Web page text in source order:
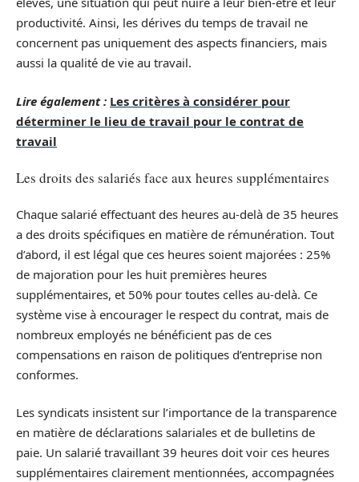
productivité. Ainsi, les dérives du temps de travail ne
concernent pas uniquement des aspects financiers, mais
aussi la qualité de vie au travail.
Lire également : Les critères à considérer pour
déterminer le lieu de travail pour le contrat de
travail
Les droits des salariés face aux heures supplémentaires
Chaque salarié effectuant des heures au-delà de 35 heures
a des droits spécifiques en matière de rémunération. Tout
d’abord, il est légal que ces heures soient majorées : 25%
de majoration pour les huit premières heures
supplémentaires, et 50% pour toutes celles au-delà. Ce
système vise à encourager le respect du contrat, mais de
nombreux employés ne bénéficient pas de ces
compensations en raison de politiques d’entreprise non
conformes.
Les syndicats insistent sur l’importance de la transparence
en matière de déclarations salariales et de bulletins de
paie. Un salarié travaillant 39 heures doit voir ces heures
supplémentaires clairement mentionnées, accompagnées